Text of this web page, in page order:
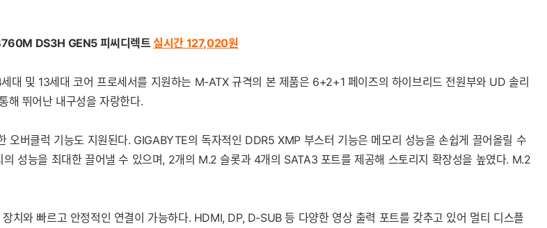
DS3H GEN5 피씨디렉트실시간 127,020원
및 13세대 코어 프로세서를 지원하는 M-ATX 규격의 본 제품은 6+2+1 페이즈의 하이브리드 전원부와 UD 솔리
해 뛰어난 내구성을 자랑한다.
버클럭 기능도 지원된다. GIGABYTE의 독자적인 DDR5 XMP 부스터 기능은 메모리 성능을 손쉽게 끌어올릴 수
성능을 최대한 끌어낼 수 있으며, 2개의 M.2 슬롯과 4개의 SATA3 포트를 제공해 스토리지 확장성을 높였다. M.2
와 빠르고 안정적인 연결이 가능하다. HDMI, DP, D-SUB 등 다양한 영상 출력 포트를 갖추고 있어 멀티 디스플